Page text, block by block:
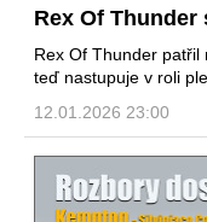
Rex Of
Rex Of Thunder patřil
teď nastupuje v roli
12.01.2026 23:00